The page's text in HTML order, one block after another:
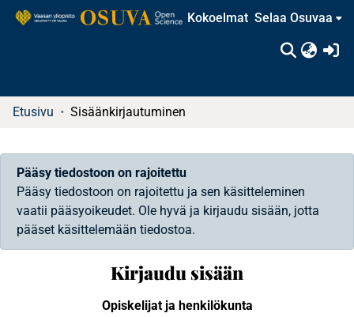
Kokoelmat Selaa Osuvaa
Etusivu Sisäänkirjautuminen
Pääsy tiedostoon on rajoitettu
Pääsy tiedostoon on rajoitettu ja sen käsitteleminen
vaatii pääsyoikeudet. Ole hyvä ja kirjaudu sisään, jotta
pääset käsittelemään tiedostoa.
Kirjaudu sisään
Opiskelijat ja henkilökunta